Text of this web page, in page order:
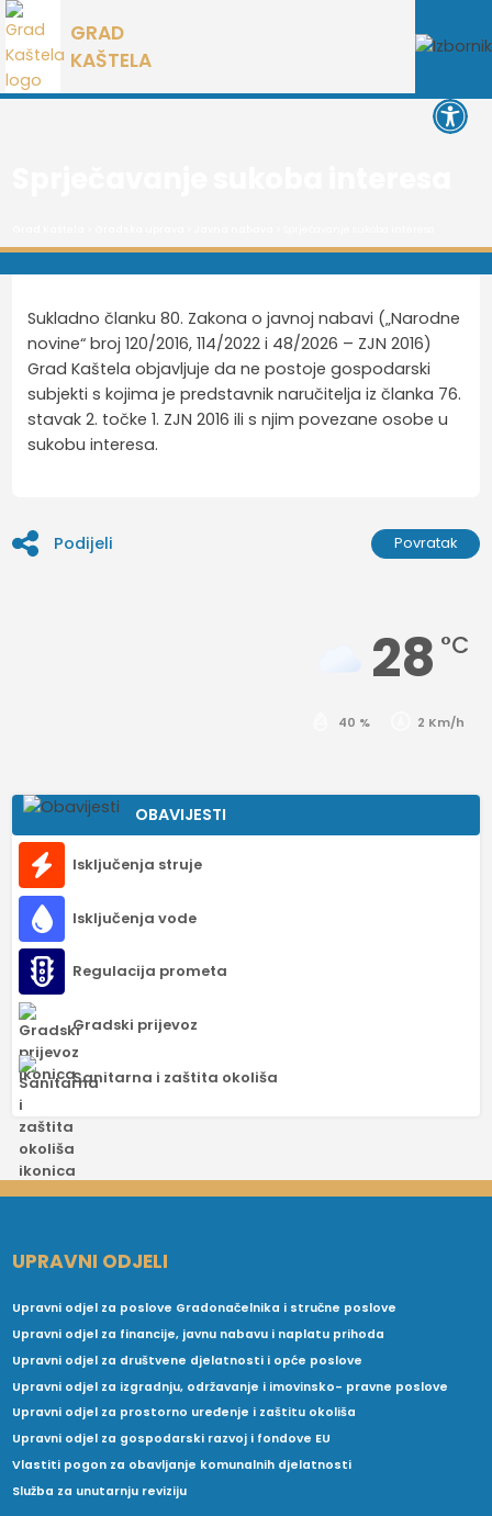
Preskoči
na
sadržaj
GRAD
KAŠTELA
Sukladno članku 80. Zakona o javnoj nabavi („Narodne
novine“ broj 120/2016, 114/2022 i 48/2026 – ZJN 2016)
Grad Kaštela objavljuje da ne postoje gospodarski
subjekti s kojima je predstavnik naručitelja iz članka 76.
stavak 2. točke 1. ZJN 2016 ili s njim povezane osobe u
sukobu interesa.
Podijeli Povratak
28 °C
40 % 2 Km/h
OBAVIJESTI
Isključenja struje
Isključenja vode
Regulacija prometa
Gradski prijevoz
Sanitarna i zaštita okoliša
UPRAVNI ODJELI
Upravni odjel za poslove Gradonačelnika i stručne poslove
Upravni odjel za financije, javnu nabavu i naplatu prihoda
Upravni odjel za društvene djelatnosti i opće poslove
Upravni odjel za izgradnju, održavanje i imovinsko- pravne poslove
Upravni odjel za prostorno uređenje i zaštitu okoliša
Upravni odjel za gospodarski razvoj i fondove EU
Vlastiti pogon za obavljanje komunalnih djelatnosti
Služba za unutarnju reviziju